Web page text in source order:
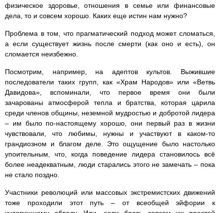
физическое здоровье, отношения в семье или финансовые
дела, то и совсем хорошо. Каких еще истин нам нужно?
Проблема в том, что прагматический подход может сломаться,
а если существует жизнь после смерти (как оно и есть), он
сломается неизбежно.
Посмотрим, например, на адептов культов. Выжившие
последователи таких групп, как «Храм Народов» или «Ветвь
Давидова», вспоминали, что первое время они были
зачарованы атмосферой тепла и братства, которая царила
среди членов общины, неземной мудростью и добротой лидера
– им было по-настоящему хорошо, они первый раз в жизни
чувствовали, что любимы, нужны и участвуют в каком-то
грандиозном и благом деле. Это ощущение было настолько
упоительным, что, когда поведение лидера становилось всё
более неадекватным, люди старались этого не замечать – пока
не стало поздно.
Участники революций или массовых экстремистских движений
тоже проходили этот путь – от всеобщей эйфории к